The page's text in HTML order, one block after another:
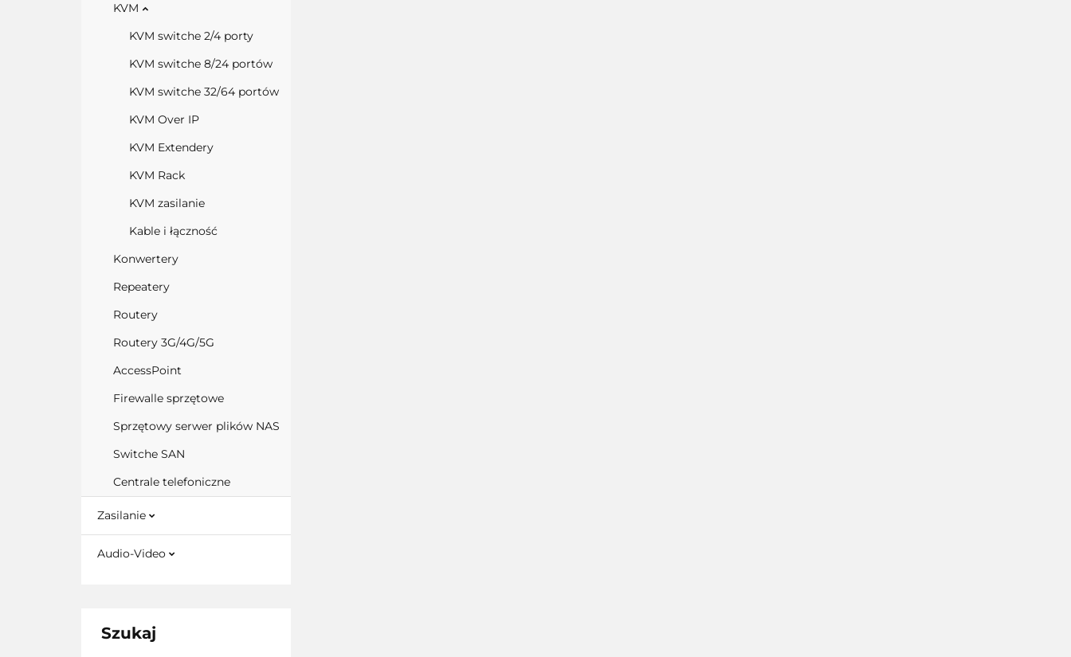
KVM
KVM switche 2/4 porty
KVM switche 8/24 portów
KVM switche 32/64 portów
KVM Over IP
KVM Extendery
KVM Rack
KVM zasilanie
Kable i łączność
Konwertery
Repeatery
Routery
Routery 3G/4G/5G
AccessPoint
Firewalle sprzętowe
Sprzętowy serwer plików NAS
Switche SAN
Centrale telefoniczne
Zasilanie
Audio-Video
Szukaj